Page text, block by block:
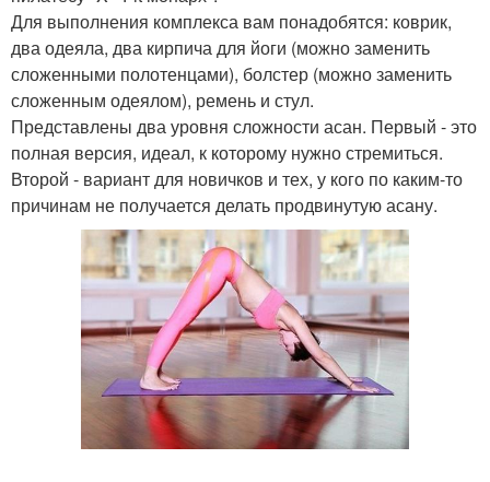
Для выполнения комплекса вам понадобятся: коврик,
два одеяла, два кирпича для йоги (можно заменить
сложенными полотенцами), болстер (можно заменить
сложенным одеялом), ремень и стул.
Представлены два уровня сложности асан. Первый - это
полная версия, идеал, к которому нужно стремиться.
Второй - вариант для новичков и тех, у кого по каким-то
причинам не получается делать продвинутую асану.